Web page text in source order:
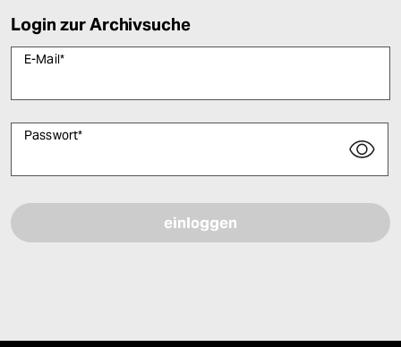
Login zur Archivsuche
E-Mail*
Passwort*